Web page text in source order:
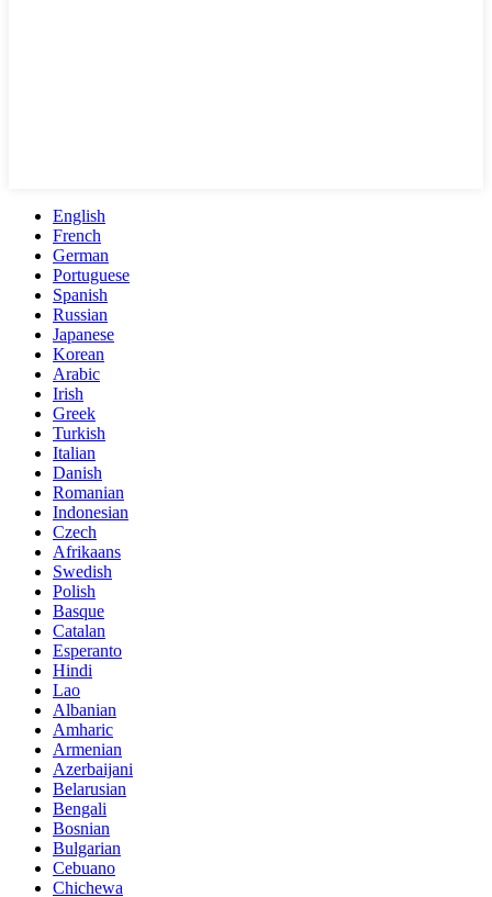
English
French
German
Portuguese
Spanish
Russian
Japanese
Korean
Arabic
Irish
Greek
Turkish
Italian
Danish
Romanian
Indonesian
Czech
Afrikaans
Swedish
Polish
Basque
Catalan
Esperanto
Hindi
Lao
Albanian
Amharic
Armenian
Azerbaijani
Belarusian
Bengali
Bosnian
Bulgarian
Cebuano
Chichewa